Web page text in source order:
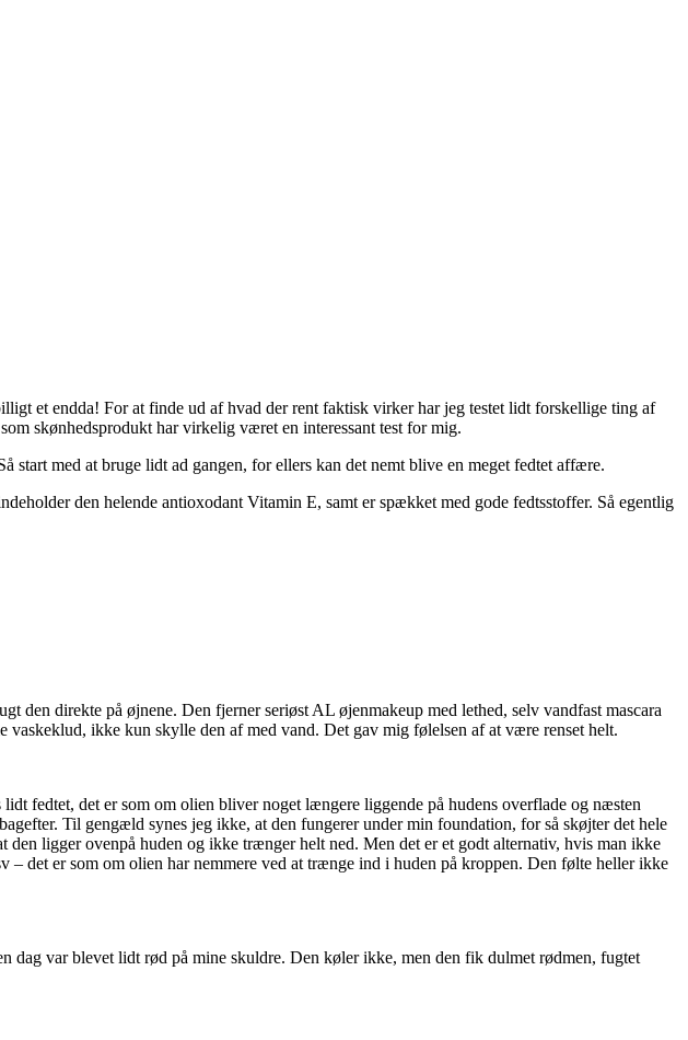
et endda! For at finde ud af hvad der rent faktisk virker har jeg testet lidt forskellige ting af
skønhedsprodukt har virkelig været en interessant test for mig.
med at bruge lidt ad gangen, for ellers kan det nemt blive en meget fedtet affære.
den helende antioxodant Vitamin E, samt er spækket med gode fedtsstoffer. Så egentlig
den direkte på øjnene. Den fjerner seriøst AL øjenmakeup med lethed, selv vandfast mascara
ikke kun skylle den af med vand. Det gav mig følelsen af at være renset helt.
fedtet, det er som om olien bliver noget længere liggende på hudens overflade og næsten
Til gengæld synes jeg ikke, at den fungerer under min foundation, for så skøjter det hele
ligger ovenpå huden og ikke trænger helt ned. Men det er et godt alternativ, hvis man ikke
det er som om olien har nemmere ved at trænge ind i huden på kroppen. Den følte heller ikke
dag var blevet lidt rød på mine skuldre. Den køler ikke, men den fik dulmet rødmen, fugtet